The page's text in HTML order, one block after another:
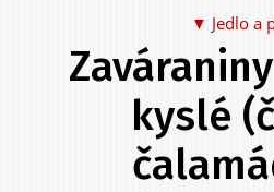
Jedlo a
Jedlo
kyslé